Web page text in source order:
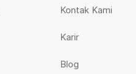
Kontak Kami
Karir
Blog